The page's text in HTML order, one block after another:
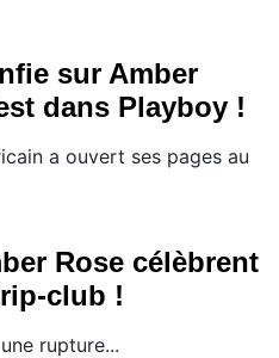
sur Amber
dans Playboy !
a ouvert ses pages au
Rose célèbrent
club !
rupture...